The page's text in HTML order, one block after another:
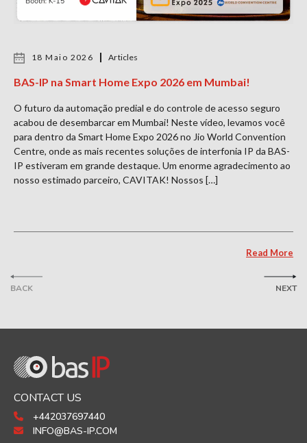
BACK
18 Maio 2026 Articles
BAS-IP na Smart Home Expo 2026 em Mumbai!
O futuro da automação predial e do controle de acesso seguro
acabou de desembarcar em Mumbai! Neste vídeo, levamos você
para dentro da Smart Home Expo 2026 no Jio World Convention
Centre, onde as mais recentes soluções de interfonia IP da BAS-
IP estiveram em grande destaque. Um enorme agradecimento ao
nosso estimado parceiro, CAVITAK! Nossos […]
Read More
NEXT
CONTACT US
+442037697440
INFO@BAS-IP.COM